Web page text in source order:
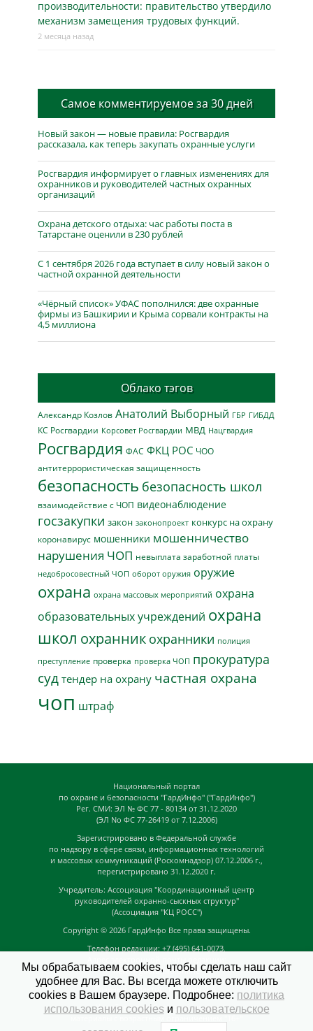
производительности: правительство утвердило
механизм замещения трудовых функций.
2 месяца назад
Самое комментируемое за 30 дней
Новый закон — новые правила: Росгвардия
рассказала, как теперь закупать охранные услуги
Росгвардия информирует о главных изменениях для
охранников и руководителей частных охранных
организаций
Охрана детского отдыха: час работы поста в
Татарстане оценили в 230 рублей
С 1 сентября 2026 года вступает в силу новый закон о
частной охранной деятельности
«Чёрный список» УФАС пополнился: две охранные
фирмы из Башкирии и Крыма сорвали контракты на
4,5 миллиона
Облако тэгов
Александр Козлов Анатолий Выборный ГБР ГИБДД
КС Росгвардии Корсовет Росгвардии МВД Нацгвардия
Росгвардия ФАС ФКЦ РОС ЧОО
антитеррористическая защищенность
безопасность безопасность школ
взаимодействие с ЧОП видеонаблюдение
госзакупки закон законопроект конкурс на охрану
коронавирус мошенники мошенничество
нарушения ЧОП невыплата заработной платы
недобросовестный ЧОП оборот оружия оружие
охрана охрана массовых мероприятий охрана
образовательных учреждений охрана
школ охранник охранники полиция
преступление проверка проверка ЧОП прокуратура
суд тендер на охрану частная охрана
чоп штраф
Национальный портал
по охране и безопасности "ГардИнфо" ("ГардИнфо")
Рег. СМИ: ЭЛ № ФС 77 - 80134 от 31.12.2020
(ЭЛ No ФС 77-26419 от 7.12.2006)
Зарегистрировано в Федеральной службе
по надзору в сфере связи, информационных технологий
и массовых коммуникаций (Роскомнадзор) 07.12.2006 г.,
перегистрировано 31.12.2020 г.
Учредитель: Ассоциация "Координационный центр
руководителей охранно-сыскных структур"
(Ассоциация "КЦ РОСС")
Copyright © 2026 ГардИнфо Все права защищены.
Телефон редакции: +7 (495) 641-0073,
news@guardinfo.online
Главный редактор: Кузьмин Д.А.
На сайте могут быть размещены
Мы обрабатываем cookies, чтобы сделать наш сайт
удобнее для Вас. Вы всегда можете отключить
cookies в Вашем браузере. Подробнее: политика
использования cookiesи пользовательское